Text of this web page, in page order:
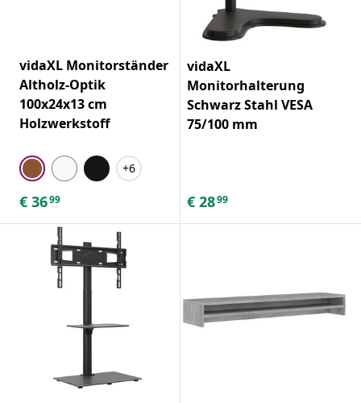
vidaXL Monitorständer
Altholz-Optik
100x24x13 cm
Holzwerkstoff
+6
€ 3699
vidaXL
Monitorhalterung
Schwarz Stahl VESA
75/100 mm
€ 2899